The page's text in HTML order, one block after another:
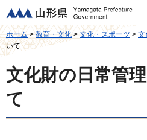
山形県
ホーム>教育・文化> 文化・スポーツ > 文
いて
文化財の日常管
て